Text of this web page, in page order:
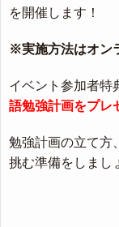
を開催します！
※実施方法はオン
イベント参加者特
語勉強計画をプレ
勉強計画の立て方
挑む準備をしまし